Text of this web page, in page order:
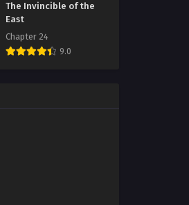
The Invincible of the
East
Chapter 24
9.0